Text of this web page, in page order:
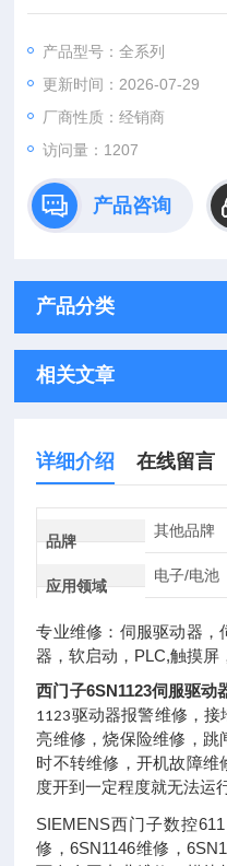
欠压维修，过压，炸模块
电源损坏维修、模块损坏维
限流运行维修等。
产品型号：全系列
更新时间：2026-07-29
厂商性质：经销商
访问量：1207
产品咨询
产品分类
相关文章
详细介绍 在线留言
品牌
其他品牌
应用领域
电子/电池
专业维修：伺服驱动器，
器，软启动，PLC,触摸
西门子6SN1123伺服驱动
1123驱动器报警维修，接
亮维修，烧保险维修，跳
时不转维修，开机故障维
度开到一定程度就无法运
SIEMENS西门子数控
修，6SN1146维修，